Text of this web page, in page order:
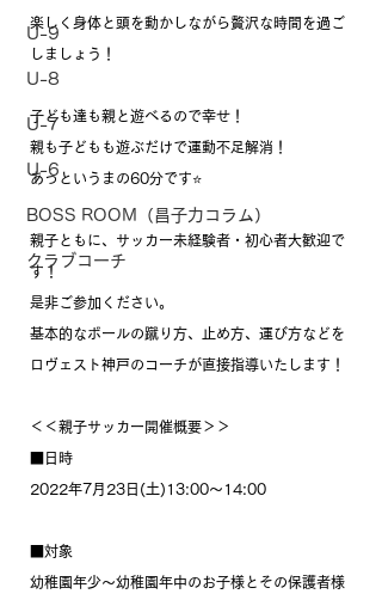
U-9
U-8
U-7
U-6
BOSS ROOM（昌子力コラム）
クラブコーチ
楽しく身体と頭を動かしながら贅沢な時間を過ご
しましょう！
子ども達も親と遊べるので幸せ！
親も子どもも遊ぶだけで運動不足解消！
あっというまの60分です⭐
親子ともに、サッカー未経験者・初心者大歓迎で
す！
是非ご参加ください。
基本的なボールの蹴り方、止め方、運び方などを
ロヴェスト神戸のコーチが直接指導いたします！
＜＜親子サッカー開催概要＞＞
■日時
2022年7月23日(土)13:00～14:00
■対象
幼稚園年少～幼稚園年中のお子様とその保護者様